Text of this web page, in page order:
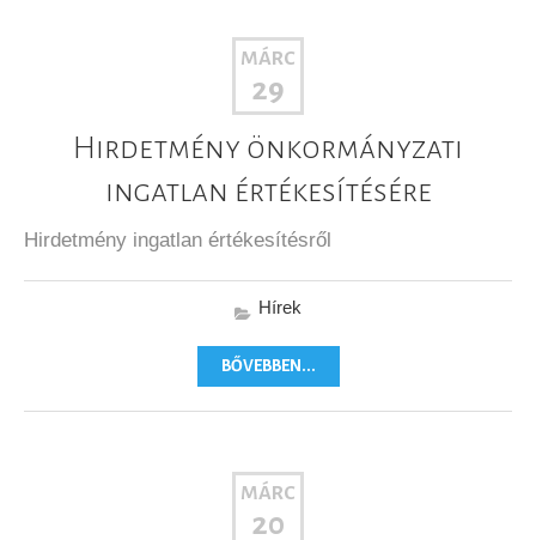
MÁRC
29
Hirdetmény önkormányzati
ingatlan értékesítésére
Hirdetmény ingatlan értékesítésről
Hírek
BŐVEBBEN...
MÁRC
20